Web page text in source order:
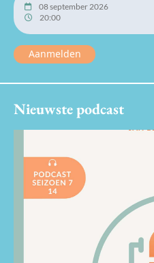
08 september 2026
20:00
Aanmelden
Nieuwste podcast